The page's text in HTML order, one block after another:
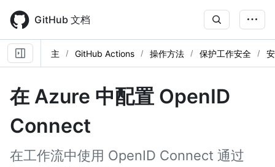
main
content
GitHub 文档
主 GitHub Actions 操作方法 保护工作安全
在 Azure 中配置 OpenID
Connect
在工作流中使用 OpenID Connect 通过